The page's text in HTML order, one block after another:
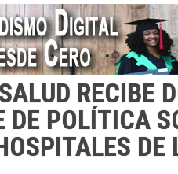
RECIBE
DE POLÍTICA